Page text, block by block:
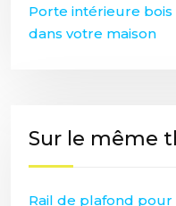
Porte intérieure
dans votre maison
Sur le même
Rail de plafond